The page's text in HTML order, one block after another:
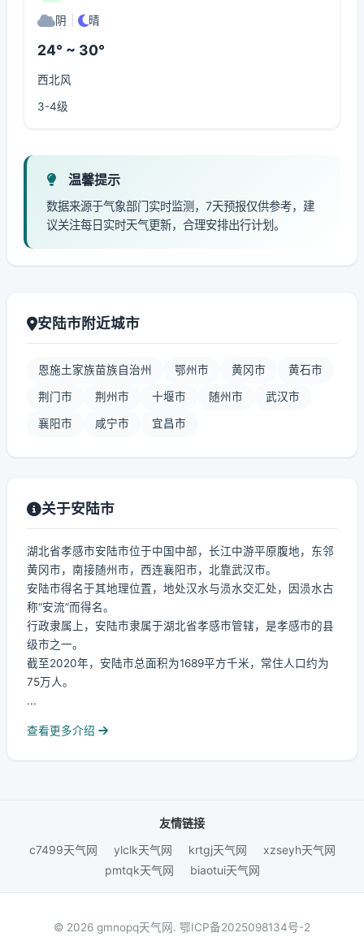
阴 晴
24° ~ 30°
西北风
3-4级
温馨提示
数据来源于气象部门实时监测，7天预报仅供参考，建
议关注每日实时天气更新，合理安排出行计划。
安陆市附近城市
恩施土家族苗族自治州 鄂州市 黄冈市 黄石市
荆门市 荆州市 十堰市 随州市 武汉市
襄阳市 咸宁市 宜昌市
关于安陆市
湖北省孝感市安陆市位于中国中部，长江中游平原腹地，东邻
黄冈市，南接随州市，西连襄阳市，北靠武汉市。
安陆市得名于其地理位置，地处汉水与涢水交汇处，因涢水古
称“安流”而得名。
行政隶属上，安陆市隶属于湖北省孝感市管辖，是孝感市的县
级市之一。
截至2020年，安陆市总面积为1689平方千米，常住人口约为
75万人。
...
查看更多介绍
友情链接
c7499天气网
ylclk天气网 krtgj天气网
xzseyh天气网
pmtqk天气网
biaotui天气网
© 2026 gmnopq天气网. 鄂ICP备2025098134号-2